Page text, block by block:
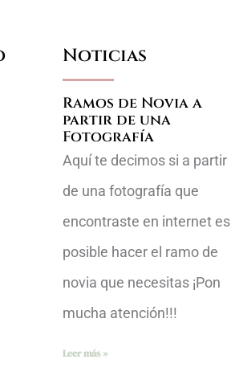
Noticias
Ramos de Novia a
partir de una
Fotografía
Aquí te decimos si a partir
de una fotografía que
encontraste en internet es
posible hacer el ramo de
novia que necesitas ¡Pon
mucha atención!!!
Leer más »